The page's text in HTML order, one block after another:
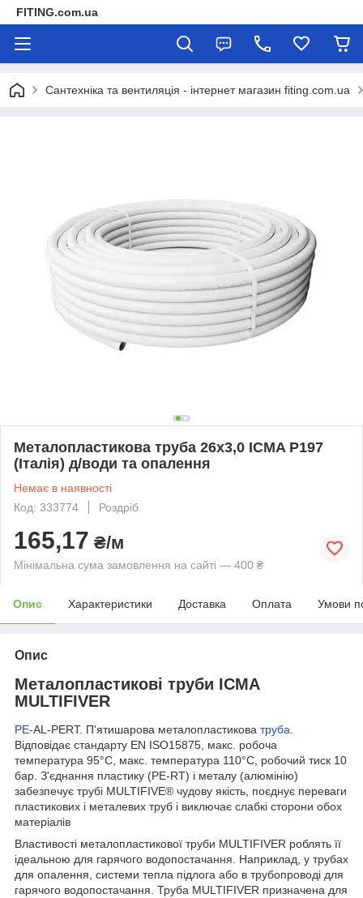
FITING.com.ua
Сантехніка та вентиляція - інтернет магазин fiting.com.ua
Металопластикова труба 26х3,0 ICMA P197
(Італія) д/води та опалення
Немає в наявності
Код: 333774
Роздріб
165,17 ₴/м
Мінімальна сума замовлення на сайті — 400 ₴
Опис Характеристики Доставка Оплата Умови
Опис
Металопластикові труби ICMA
MULTIFIVER
PE-AL-PERT. П'ятишарова металопластикова труба.
Відповідає стандарту EN ISO15875, макс. робоча
температура 95°C, макс. температура 110°C, робочий тиск 10
бар. З'єднання пластику (PE-RT) і металу (алюмінію)
забезпечує трубі MULTIFIVE® чудову якість, поєднує переваги
пластикових і металевих труб і виключає слабкі сторони обох
матеріалів
Властивості металопластикової труби MULTIFIVER роблять її
ідеальною для гарячого водопостачання. Наприклад, у трубах
для опалення, системи тепла підлога або в трубопроводі для
гарячого водопостачання. Труба MULTIFIVER призначена для